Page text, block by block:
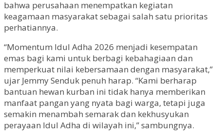
bahwa perusahaan menempatkan kegiatan
keagamaan masyarakat sebagai salah satu prioritas
perhatiannya.
“Momentum Idul Adha 2026 menjadi kesempatan
emas bagi kami untuk berbagi kebahagiaan dan
memperkuat nilai kebersamaan dengan masyarakat,”
ujar Jemmy Senduk penuh harap. “Kami berharap
bantuan hewan kurban ini tidak hanya memberikan
manfaat pangan yang nyata bagi warga, tetapi juga
semakin menambah semarak dan kekhusyukan
perayaan Idul Adha di wilayah ini,” sambungnya.